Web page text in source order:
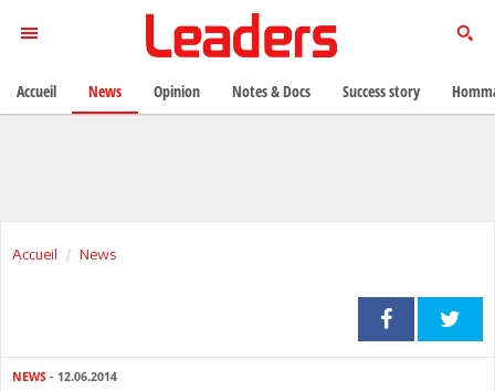
Accueil News
NEWS - 12.06.2014
Accueil News Opinion Notes & Docs Success story